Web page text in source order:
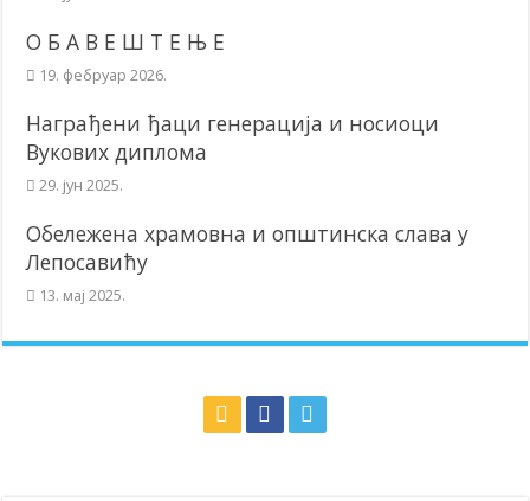
О Б А В Е Ш Т Е Њ Е
19. фебруар 2026.
Награђени ђаци генерација и носиоци
Вукових диплома
29. јун 2025.
Обележена храмовна и општинска слава у
Лепосавићу
13. мај 2025.